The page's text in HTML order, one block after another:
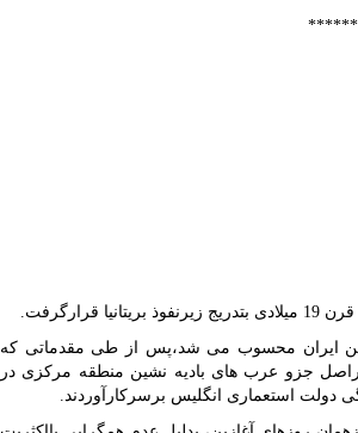
جزو سرزمین ایران محسوب می شد،پس از طی مقدماتی که
جزو عرب های بادیه نشین منطقه مرکزی در
دولت استعماری انگلیس برسرکارآوردند.